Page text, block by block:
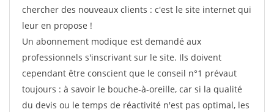
chercher des nouveaux clients : c'est le site internet qui
leur en propose !
Un abonnement modique est demandé aux
professionnels s'inscrivant sur le site. Ils doivent
cependant être conscient que le conseil n°1 prévaut
toujours : à savoir le bouche-à-oreille, car si la qualité
du devis ou le temps de réactivité n'est pas optimal, les